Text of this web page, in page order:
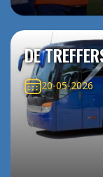
DE
20-05-2026